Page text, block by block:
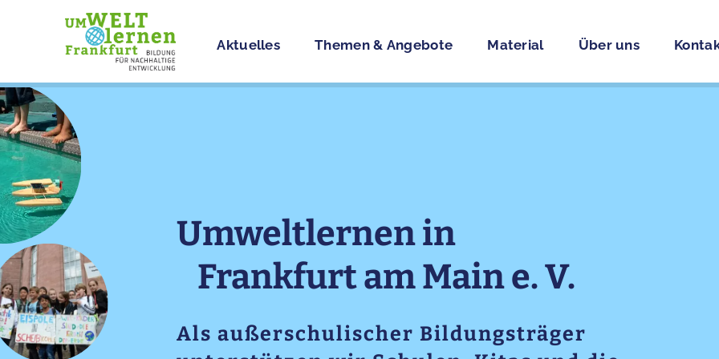
Aktuelles Themen & Angebote Material Über uns
Umweltlernen in
Frankfurt am Main e. V.
Als außerschulischer Bildungsträger